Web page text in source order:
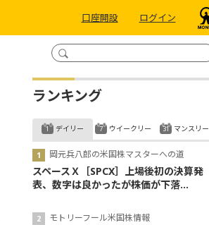
口座開設 ログイン
ランキング
デイリー
岡元兵八郎の米国株マスターへの道
スペースＸ［SPCX］上場後初の決算発
表、数字は良かったが株価が下落...
モトリーフール米国株情報
ウイークリー マンスリー